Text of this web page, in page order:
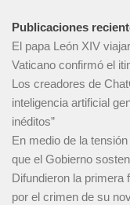
Publicaciones
El papa León XIV
Vaticano confirmó el
Los creadores de
inteligencia artificial
inéditos”
En medio de la
que el Gobierno
Difundieron la primera
por el crimen de su